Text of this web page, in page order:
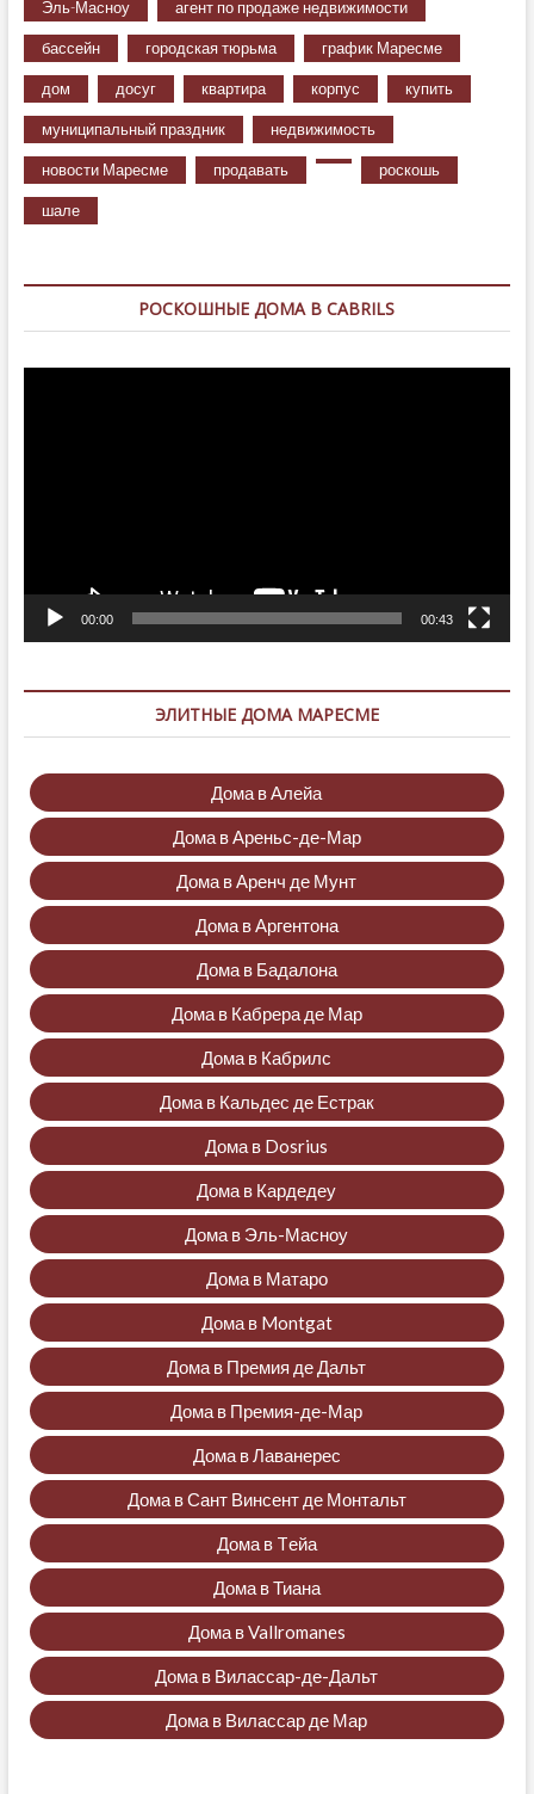
Эль-Масноу агент по продаже недвижимости
бассейн городская тюрьма график Маресме
дом досуг квартира корпус купить
муниципальный праздник недвижимость
новости Маресме продавать роскошь
шале
РОСКОШНЫЕ ДОМА В CABRILS
00:00 00:43
ЭЛИТНЫЕ ДОМА МАРЕСМЕ
Дома в Алейа
Дома в Ареньс-де-Мар
Дома в Аренч де Мунт
Дома в Аргентона
Дома в Бадалона
Дома в Кабрера де Мар
Дома в Кабрилс
Дома в Кальдес де Естрак
Дома в Dosrius
Дома в Кардедеу
Дома в Эль-Масноу
Дома в Матаро
Дома в Montgat
Дома в Премия де Дальт
Дома в Премия-де-Мар
Дома в Лаванерес
Дома в Сант Винсент де Монтальт
Дома в Tейа
Дома в Тиана
Дома в Vallromanes
Дома в Вилассар-де-Дальт
Дома в Вилассар де Мар